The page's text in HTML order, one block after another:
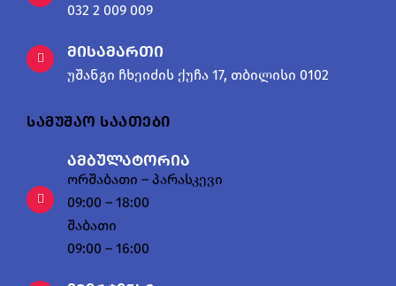
032 2 009 009
მისამართი
უშანგი ჩხეიძის ქუჩა 17, თბილისი 0102
სამუშაო საათები
ამბულატორია
ორშაბათი – პარასკევი
09:00 – 18:00
შაბათი
09:00 – 16:00